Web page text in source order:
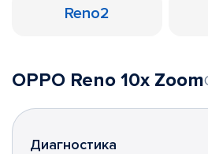
Reno2
OPPO Reno 10x Zoom
Диагностика